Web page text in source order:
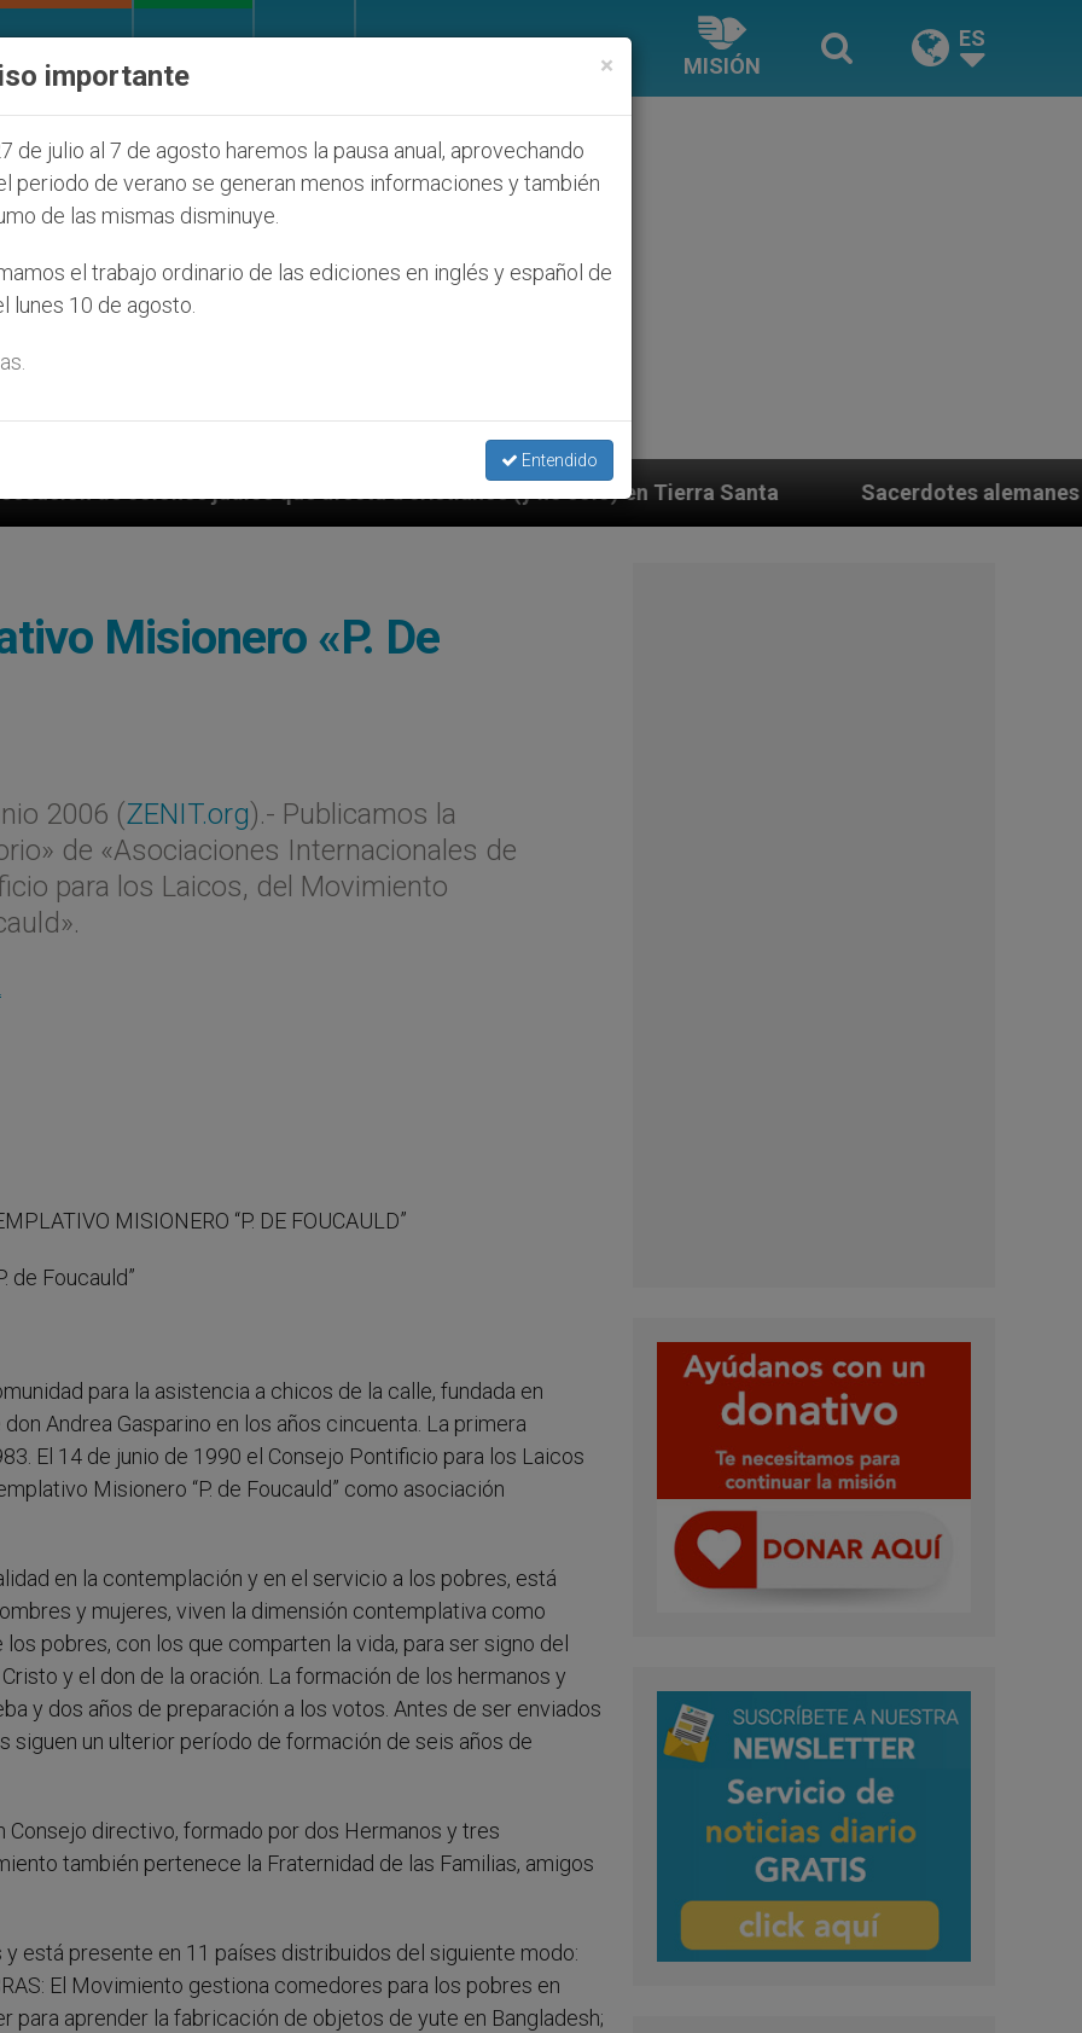
MISIÓN
ES
que afecta a cristianos (y no sólo) en Tierra Santa Sacerdotes alemanes fieles al Papa
Misionero «P. De
2006 (ZENIT.org).- Publicamos la
de «Asociaciones Internacionales de
para los Laicos, del Movimiento
MISIONERO “P. DE FOUCAULD”
de Foucauld”
para la asistencia a chicos de la calle, fundada en
Andrea Gasparino en los años cincuenta. La primera
El 14 de junio de 1990 el Consejo Pontificio para los Laicos
Misionero “P. de Foucauld” como asociación
en la contemplación y en el servicio a los pobres, está
y mujeres, viven la dimensión contemplativa como
pobres, con los que comparten la vida, para ser signo del
y el don de la oración. La formación de los hermanos y
y dos años de preparación a los votos. Antes de ser enviados
siguen un ulterior período de formación de seis años de
Consejo directivo, formado por dos Hermanos y tres
también pertenece la Fraternidad de las Familias, amigos
está presente en 11 países distribuidos del siguiente modo:
El Movimiento gestiona comedores para los pobres en
para aprender la fabricación de objetos de yute en Bangladesh;
×
importante
de julio al 7 de agosto haremos la pausa anual, aprovechando
periodo de verano se generan menos informaciones y también
de las mismas disminuye.
el trabajo ordinario de las ediciones en inglés y español de
lunes 10 de agosto.
Entendido